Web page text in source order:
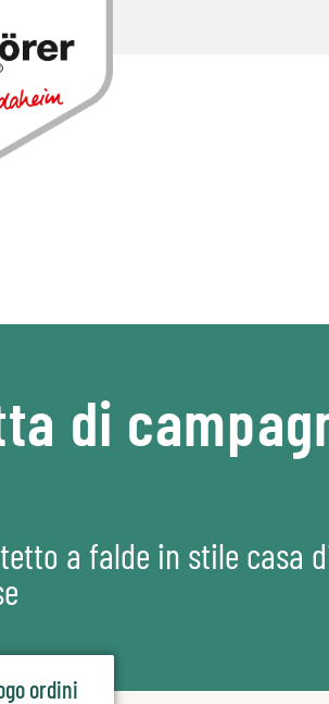
di
a falde in stile casa
ordini